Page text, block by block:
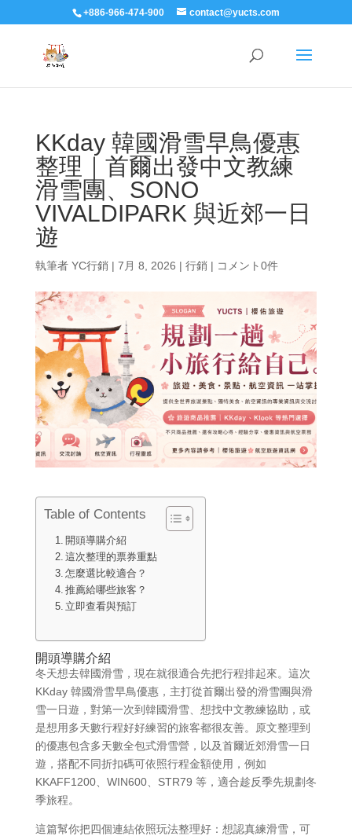
+886-966-474-900 contact@yucts.com
KKday 韓國滑雪早鳥優惠
整理｜首爾出發中文教練
滑雪團、SONO
VIVALDIPARK 與近郊一日
遊
執筆者 YC行銷| 7月 8, 2026 | 行銷| コメント0件
Table of Contents
開頭導購介紹
這次整理的票券重點
怎麼選比較適合？
推薦給哪些旅客？
立即查看與預訂
開頭導購介紹
冬天想去韓國滑雪，現在就很適合先把行程排起來。這次
KKday 韓國滑雪早鳥優惠，主打從首爾出發的滑雪團與滑
雪一日遊，對第一次到韓國滑雪、想找中文教練協助，或
是想用多天數行程好好練習的旅客都很友善。原文整理到
的優惠包含多天數全包式滑雪營，以及首爾近郊滑雪一日
遊，搭配不同折扣碼可依照行程金額使用，例如
KKAFF1200、WIN600、STR79 等，適合趁反季先規劃冬
季旅程。
這篇幫你把四個連結依照玩法整理好：想認真練滑雪，可